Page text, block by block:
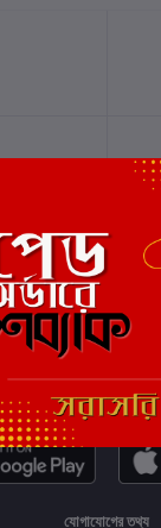
যোগাযোগের তথ্য